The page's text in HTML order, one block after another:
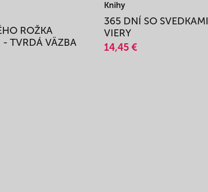
ROŽKA
- TVRDÁ VÄZBA
Knihy
365 DNÍ SO SVEDKAMI
VIERY
14,45 €